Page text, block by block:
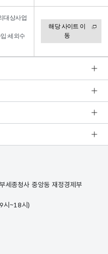
대상사업
·세외수
해당 사이트 이
동
종청사 중앙동 재정경제부
시~18시)